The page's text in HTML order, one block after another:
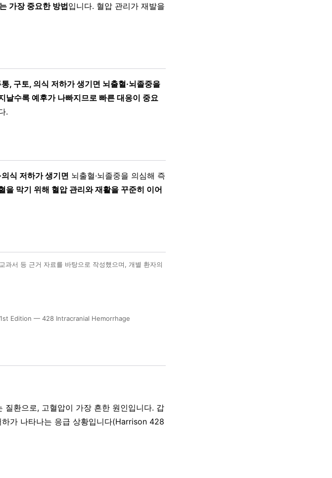
가장 중요한 방법입니다. 혈압 관리가 재발을
, 구토, 의식 저하가 생기면 뇌출혈·뇌졸중을
날수록 예후가 나빠지므로 빠른 대응이 중요
.
의식 저하가 생기면 뇌출혈·뇌졸중을 의심해 즉
을 막기 위해 혈압 관리와 재활을 꾸준히 이어
과서 등 근거 자료를 바탕으로 작성했으며, 개별 환자의
Edition — 428 Intracranial Hemorrhage
환으로, 고혈압이 가장 흔한 원인입니다. 갑
하가 나타나는 응급 상황입니다(Harrison 428